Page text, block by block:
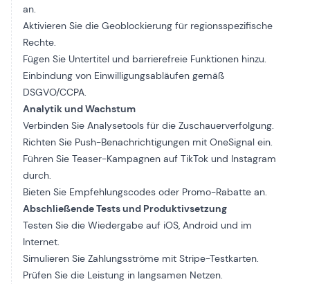
an.
Aktivieren Sie die Geoblockierung für regionsspezifische
Rechte.
Fügen Sie Untertitel und barrierefreie Funktionen hinzu.
Einbindung von Einwilligungsabläufen gemäß
DSGVO/CCPA.
Analytik und Wachstum
Verbinden Sie Analysetools für die Zuschauerverfolgung.
Richten Sie Push-Benachrichtigungen mit OneSignal ein.
Führen Sie Teaser-Kampagnen auf TikTok und Instagram
durch.
Bieten Sie Empfehlungscodes oder Promo-Rabatte an.
Abschließende Tests und Produktivsetzung
Testen Sie die Wiedergabe auf iOS, Android und im
Internet.
Simulieren Sie Zahlungsströme mit Stripe-Testkarten.
Prüfen Sie die Leistung in langsamen Netzen.